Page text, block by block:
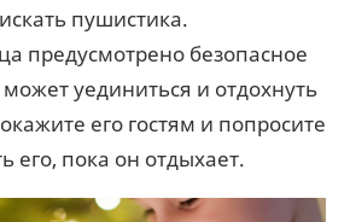
пушистика.
предусмотрено безопасное
может уединиться и отдохнуть
его гостям и попросите
его, пока он отдыхает.